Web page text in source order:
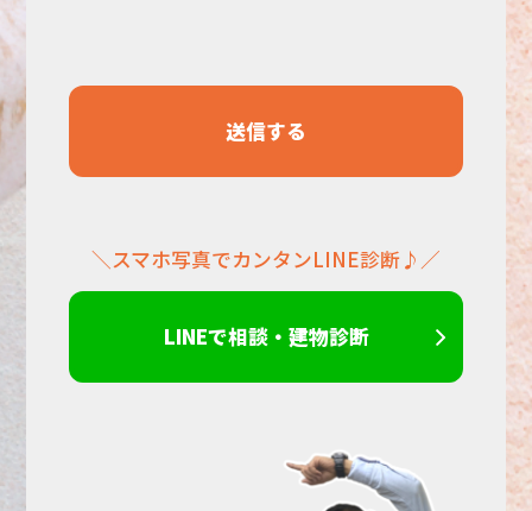
＼スマホ写真でカンタンLINE診断♪／
LINEで相談・建物診断